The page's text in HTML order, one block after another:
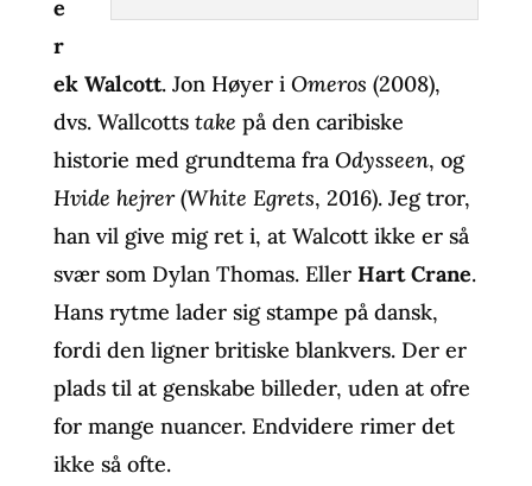
e
r
ek Walcott. Jon Høyer i Omeros (2008),
dvs. Wallcotts take på den caribiske
historie med grundtema fra Odysseen, og
Hvide hejrer(White Egrets, 2016). Jeg tror,
han vil give mig ret i, at Walcott ikke er så
svær som Dylan Thomas. Eller Hart Crane.
Hans rytme lader sig stampe på dansk,
fordi den ligner britiske blankvers. Der er
plads til at genskabe billeder, uden at ofre
for mange nuancer. Endvidere rimer det
ikke så ofte.